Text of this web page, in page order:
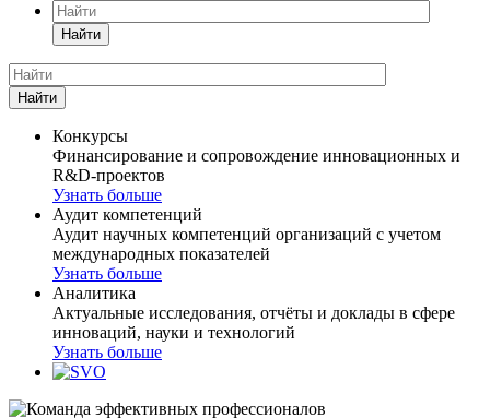
Найти
Найти
Конкурсы
Финансирование и сопровождение инновационных и
R&D-проектов
Узнать больше
Аудит компетенций
Аудит научных компетенций организаций с учетом
международных показателей
Узнать больше
Аналитика
Актуальные исследования, отчёты и доклады в сфере
инноваций, науки и технологий
Узнать больше